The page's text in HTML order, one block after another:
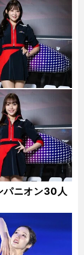
パニオン30人